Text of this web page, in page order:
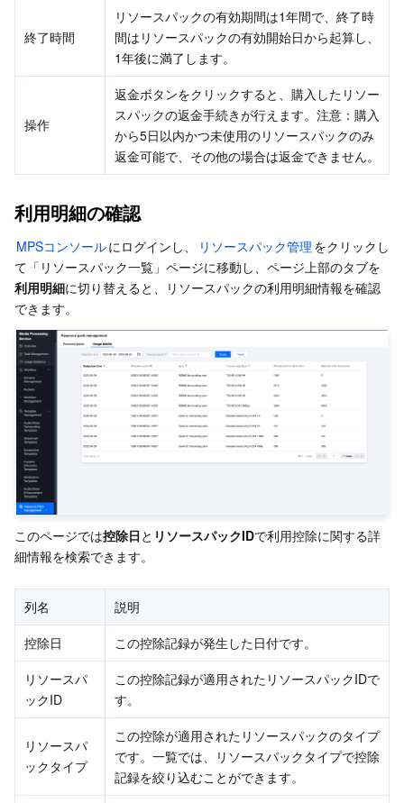
LLM Service TokenHub
TDMQ for MQTT
TDMQ for CMQ
Cloud Message Queue
Low-code Interactive Classroom
Real-time Teleoperation
Game Multimedia Engine
StreamPackage
Cloud Streaming Services
LVB Recording
メディア処理
Media Processing Service
Cloud Application Rendering
Mobile Live Video Broadcasting
Digital and Intelligent Medical Imaging Platform
Intelligent Pre-Consultation
API
Tencent Cloud Smart Advisor
Tag
Tencent Infrastructure Automation for Terraform
Cloud Access Management
CloudAudit
Config
Tencent Cloud Organization
Control Center
Identity Aware Platform
Tencent Smart Advisor-Chaotic Fault Generator
開発者ツール
Cloud Native Build
Tencent Cloud CodeBuddy
Tencent Cloud Code Analysis
Tencent Cloud Super App as a Service
CloudBase
監視と運用
Tencent Cloud Observability Platform
Application Performance Management
Real User Monitoring
Cloud Automated Testing
TencentCloud Managed Service for Prometheus
Grafana
Event Bridge
Tencent Cloud Health Dashboard
Tencent Smart Advisor-Tencent RTC Copilot
API とツール
Cloud Migration
TencentCloud API
Tencent Cloud Command Line Interface
Software Product Announcements
Software Product Lifecycle Announcements
Enterprise Software
Tencent Cloud Enterprise
Tencent Cloud-native Suite
TencentDB
TDSQL
Big Data
Tencent Big Data Suite
その他
International Partners
About Account
Message Center
Operating System
TencentOS Server
終了時間
リソースパックの有効期間は1年間で、終了時
間はリソースパックの有効開始日から起算し、
1年後に満了します。
操作
返金ボタンをクリックすると、購入したリソー
スパックの返金手続きが行えます。注意：購入
から5日以内かつ未使用のリソースパックのみ
返金可能で、その他の場合は返金できません。
利用明細の確認
MPSコンソールにログインし、 リソースパック管理 をクリックし
て「リソースパック一覧」ページに移動し、ページ上部のタブを
利用明細に切り替えると、リソースパックの利用明細情報を確認
できます。
このページでは控除日 と リソースパックIDで利用控除に関する詳
細情報を検索できます。
列名
説明
控除日
この控除記録が発生した日付です。
リソースパ
ックID
この控除記録が適用されたリソースパックIDで
す。
リソースパ
ックタイプ
この控除が適用されたリソースパックのタイプ
です。一覧では、リソースパックタイプで控除
記録を絞り込むことができます。